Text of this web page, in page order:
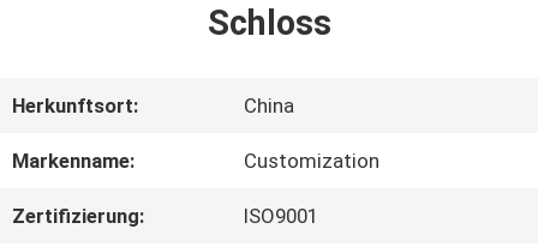
VIDEOS
Schloss
Herkunftsort: China
Markenname: Customization
Zertifizierung: ISO9001